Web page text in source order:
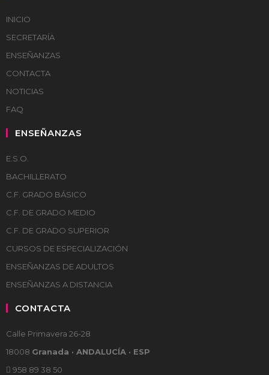
INICIO
SECRETARÍA
ENSEÑANZAS
CONTACTA
NOTICIAS
FAQ
ENSEÑANZAS
E.S.O.
BACHILLERATO
C.F. GRADO BÁSICO
C.F. DE GRADO MEDIO
C.F. DE GRADO SUPERIOR
CURSOS DE ESPECIALIZACIÓN
ENSEÑANZAS DE ADULTOS
ENSEÑANZAS A DISTANCIA
CONTACTA
Calle Primavera 26-28
18008 Granada · ANDALUCÍA · ESP
958 89 38 50